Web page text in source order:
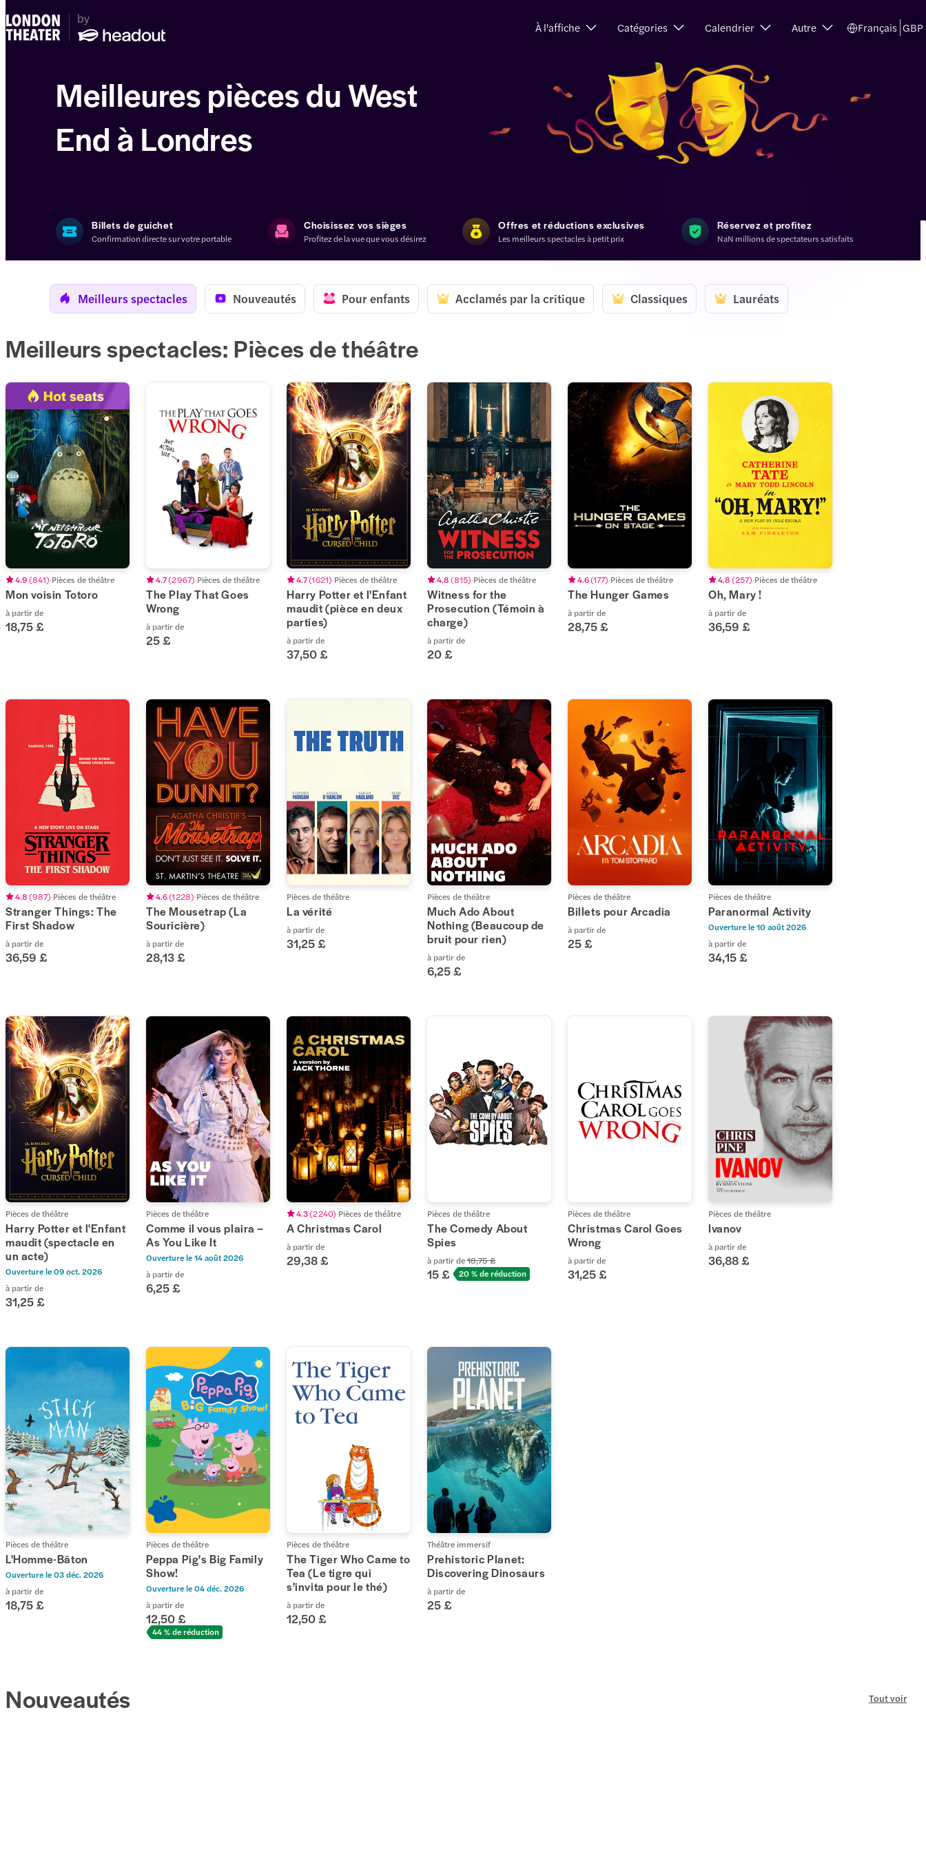
À l'affiche Catégories Calendrier Autre Français GBP
Meilleures pièces du West
End à Londres
Billets de guichet
Confirmation directe sur votre portable
Choisissez vos sièges
Profitez de la vue que vous désirez
Offres et réductions exclusives
Les meilleurs spectacles à petit prix
Réservez et profitez
NaN millions de spectateurs satisfaits
Meilleurs spectacles Nouveautés Pour enfants Acclamés par la critique Classiques Lauréats
Meilleurs spectacles: Pièces de théâtre
4.9(841) Pièces de théâtre
Mon voisin Totoro
à partir de
18,75 £
4.7(2 967) Pièces de théâtre
The Play That Goes
Wrong
à partir de
25 £
4.7(1 621) Pièces de théâtre
Harry Potter et l'Enfant
maudit (pièce en deux
parties)
à partir de
37,50 £
4.8(815) Pièces de théâtre
Witness for the
Prosecution (Témoin à
charge)
à partir de
20 £
4.6(177) Pièces de théâtre
The Hunger Games
à partir de
28,75 £
4.8(257) Pièces de théâtre
Oh, Mary !
à partir de
36,59 £
4.8(987) Pièces de théâtre
Stranger Things: The
First Shadow
à partir de
36,59 £
4.6(1 228) Pièces de théâtre
The Mousetrap (La
Souricière)
à partir de
28,13 £
Pièces de théâtre
La vérité
à partir de
31,25 £
Pièces de théâtre
Much Ado About
Nothing (Beaucoup de
bruit pour rien)
à partir de
6,25 £
Pièces de théâtre
Billets pour Arcadia
à partir de
25 £
Pièces de théâtre
Paranormal Activity
Ouverture le10 août 2026
à partir de
34,15 £
Pièces de théâtre
Harry Potter et l'Enfant
maudit (spectacle en
un acte)
Ouverture le09 oct. 2026
à partir de
31,25 £
Pièces de théâtre
Comme il vous plaira –
As You Like It
Ouverture le14 août 2026
à partir de
6,25 £
4.3(2 240) Pièces de théâtre
A Christmas Carol
à partir de
29,38 £
Pièces de théâtre
The Comedy About
Spies
à partir de18,75 £
15 £ 20 % de réduction
Pièces de théâtre
Christmas Carol Goes
Wrong
à partir de
31,25 £
Pièces de théâtre
Ivanov
à partir de
36,88 £
Pièces de théâtre
L'Homme-Bâton
Ouverture le03 déc. 2026
à partir de
18,75 £
Pièces de théâtre
Peppa Pig's Big Family
Show!
Ouverture le04 déc. 2026
à partir de
12,50 £
44 % de réduction
Pièces de théâtre
The Tiger Who Came to
Tea (Le tigre qui
s'invita pour le thé)
à partir de
12,50 £
Théâtre immersif
Prehistoric Planet:
Discovering Dinosaurs
à partir de
25 £
Nouveautés Tout voir